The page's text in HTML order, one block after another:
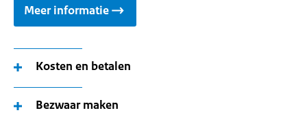
Meer informatie
Kosten en betalen
Bezwaar maken